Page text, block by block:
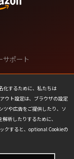
化するために、私たちは
ウト設定は、ブラウザの設定
ツや広告をご提供したり、ソ
析したりするために、
クすると、optional Cookieの
サポート
販売や共有を許可し
ス
せ